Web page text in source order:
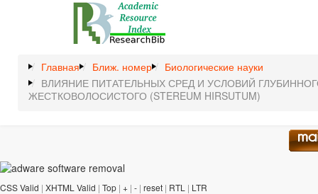
Главная Ближ. номер
Биологические науки
ВЛИЯНИЕ ПИТАТЕЛЬНЫХ СРЕД И УСЛОВИЙ
ЖЕСТКОВОЛОСИСТОГО (STEREUM HIRSUTUM)
CSS Valid | XHTML Valid | Top | + | - | reset | RTL | LTR